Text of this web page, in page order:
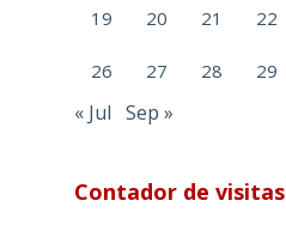
19 20 21 22
26 27 28 29
« Jul Sep »
Contador de visitas